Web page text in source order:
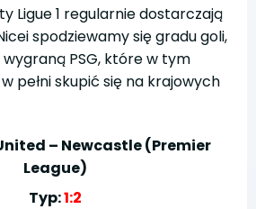
Ligue 1 regularnie dostarczają
spodziewamy się gradu goli,
PSG, które w tym
pełni skupić się na krajowych
– Newcastle (Premier
League)
Typ:1:2